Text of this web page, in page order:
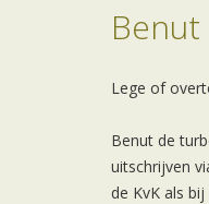
Lege of
Benut de
uitschrijven
de KvK als